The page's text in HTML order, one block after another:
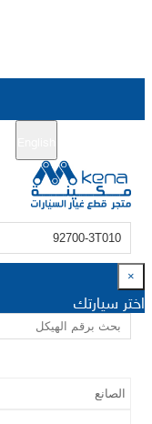
×
اختر سيارتك